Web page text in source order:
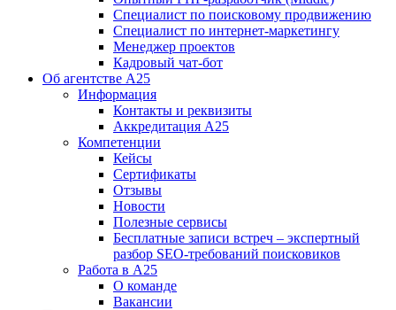
Специалист по поисковому продвижению
Специалист по интернет-маркетингу
Менеджер проектов
Кадровый чат-бот
Об агентстве А25
Информация
Контакты и реквизиты
Аккредитация А25
Компетенции
Кейсы
Сертификаты
Отзывы
Новости
Полезные сервисы
Бесплатные записи встреч – экспертный
разбор SEO-требований поисковиков
Работа в А25
О команде
Вакансии